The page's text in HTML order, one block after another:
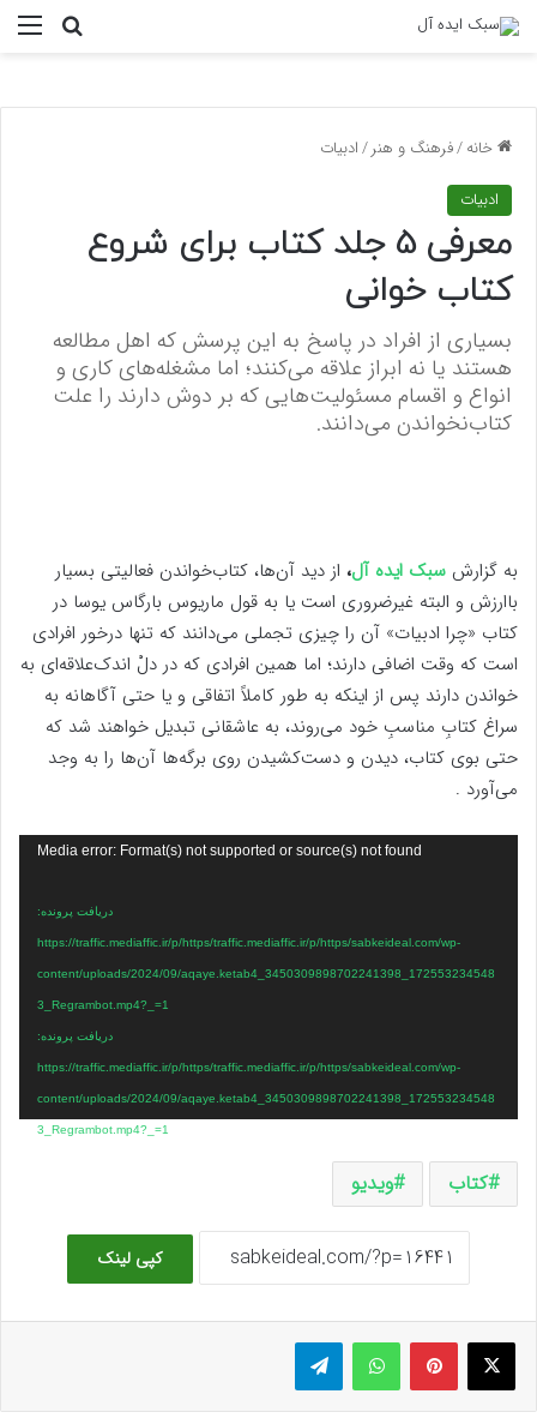
خانه/فرهنگ و هنر/ادبیات
ادبیات
معرفی 5 جلد کتاب برای شروع
کتاب خوانی
بسیاری از افراد در پاسخ به این پرسش که اهل مطالعه
هستند یا نه ابراز علاقه می‌کنند؛ اما مشغله‌های کاری و
انواع و اقسام مسئولیت‌هایی که بر دوش دارند را علت
کتاب‌نخواندن می‌دانند.
به گزارش سبک ایده آل، از دید آن‌ها، کتاب‌خواندن فعالیتی بسیار
باارزش و البته غیرضروری است یا به قول ماریوس بارگاس یوسا در
کتاب «چرا ادبیات» آن را چیزی تجملی می‌دانند که تنها درخور افرادی
است که وقت اضافی دارند؛ اما همین افرادی که در دلْ اندک‌علاقه‌ای به
خواندن دارند پس از اینکه به طور کاملاً اتفاقی و یا حتی آگاهانه به
سراغ کتاب‌ِ مناسبِ خود می‌روند، به عاشقانی تبدیل خواهند شد که
حتی بوی کتاب، دیدن و دست‌کشیدن روی برگه‌ها آن‌ها را به وجد
می‌‌آورد .
Media error: Format(s) not supported or source(s) not found
دریافت پرونده:
https://traffic.mediaffic.ir/p/https/traffic.mediaffic.ir/p/https/sabkeideal.com/wp-
content/uploads/2024/09/aqaye.ketab4_3450309898702241398_172553234548
3_Regrambot.mp4?_=1
دریافت پرونده:
https://traffic.mediaffic.ir/p/https/traffic.mediaffic.ir/p/https/sabkeideal.com/wp-
content/uploads/2024/09/aqaye.ketab4_3450309898702241398_172553234548
3_Regrambot.mp4?_=1
کتاب ویدیو
کپی لینک
ایکس پینتریستواتس آپ تلگرام